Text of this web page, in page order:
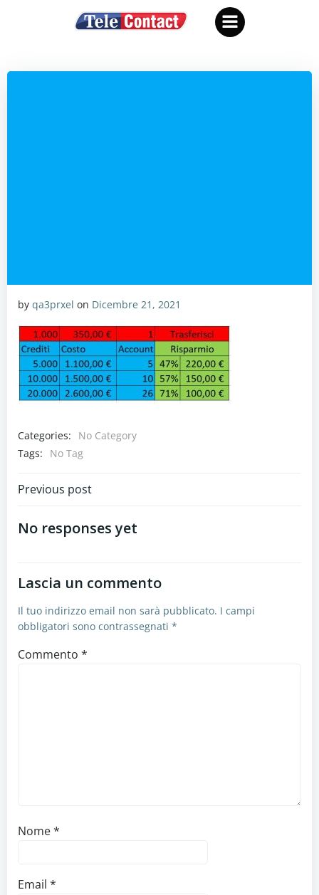
al
by qa3prxel on Dicembre 21, 2021
Categories:
No Category
Tags:
No Tag
Navigazione
articoli
Previous post
No responses yet
Lascia un commento
Il tuo indirizzo email non sarà pubblicato. I campi
obbligatori sono contrassegnati *
Commento *
Nome*
Email *